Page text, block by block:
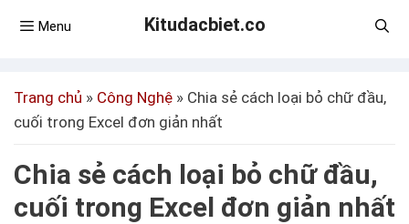
Kitudacbiet.co
Menu
Trang chủ » Công Nghệ » Chia sẻ cách loại bỏ chữ đầu,
cuối trong Excel đơn giản nhất
Chia sẻ cách loại bỏ chữ đầu,
cuối trong Excel đơn giản nhất